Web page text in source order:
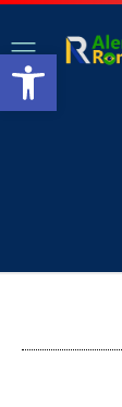
Abrir a barra de